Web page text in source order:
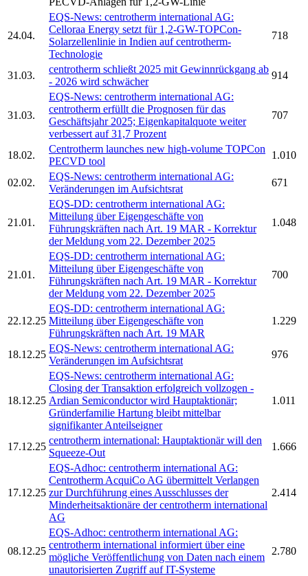
24.04.
EQS-News: centrotherm international AG:
Celloraa Energy setzt für 1,2-GW-TOPCon-
Solarzellenlinie in Indien aufcentrotherm-
Technologie
718
31.03.
centrotherm schließt 2025 mit Gewinnrückgang ab
- 2026 wird schwächer
914
31.03.
EQS-News: centrotherm international AG:
centrotherm erfüllt die Prognosen für das
Geschäftsjahr 2025; Eigenkapitalquote weiter
verbessert auf 31,7 Prozent
707
18.02.
Centrotherm launches new high-volume TOPCon
PECVD tool
1.010
02.02.
EQS-News: centrotherm international AG:
Veränderungen im Aufsichtsrat
671
21.01.
EQS-DD: centrotherm international AG:
Mitteilung über Eigengeschäfte von
Führungskräften nach Art. 19 MAR - Korrektur
der Meldung vom 22. Dezember 2025
1.048
21.01.
EQS-DD: centrotherm international AG:
Mitteilung über Eigengeschäfte von
Führungskräften nach Art. 19 MAR - Korrektur
der Meldung vom 22. Dezember 2025
700
22.12.25
EQS-DD: centrotherm international AG:
Mitteilung über Eigengeschäfte von
Führungskräften nach Art. 19 MAR
1.229
18.12.25
EQS-News: centrotherm international AG:
Veränderungen im Aufsichtsrat
976
18.12.25
EQS-News: centrotherm international AG:
Closing der Transaktion erfolgreich vollzogen -
Ardian Semiconductor wird Hauptaktionär;
Gründerfamilie Hartung bleibt mittelbar
signifikanter Anteilseigner
1.011
17.12.25
centrotherm international: Hauptaktionär will den
Squeeze-Out
1.666
17.12.25
EQS-Adhoc: centrotherm international AG:
Centrotherm AcquiCo AG übermittelt Verlangen
zur Durchführung eines Ausschlusses der
Minderheitsaktionäre dercentrotherm international
AG
2.414
08.12.25
EQS-Adhoc: centrotherm international AG:
centrotherm international informiert über eine
mögliche Veröffentlichung von Daten nach einem
unautorisierten Zugriff auf IT-Systeme
2.780